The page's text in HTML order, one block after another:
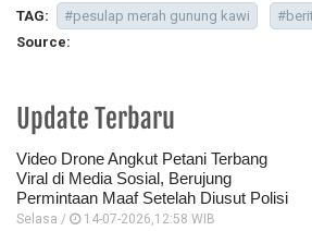
TAG:
#pesulap merah gunung kawi
Source:
Update Terbaru
Video Drone Angkut Petani Terbang
Viral di Media Sosial, Berujung
Permintaan Maaf Setelah Diusut Polisi
Selasa / 14-07-2026,12:58 WIB